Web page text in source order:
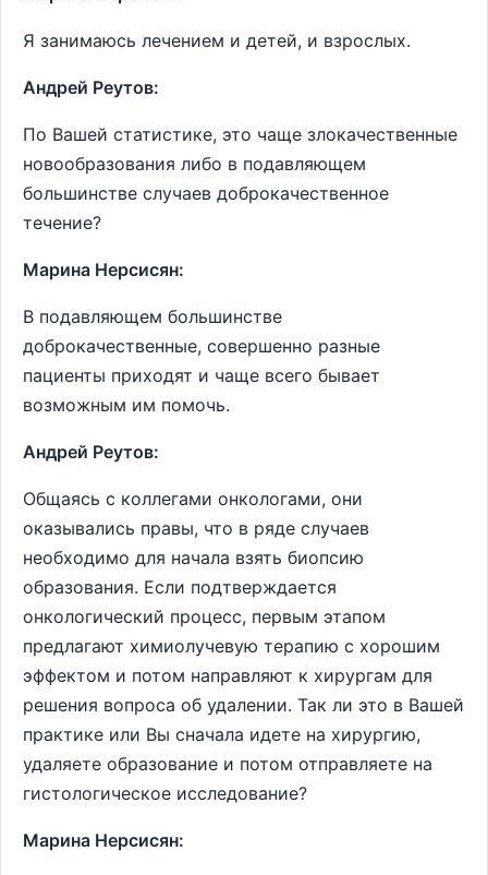
Я занимаюсь лечением и детей, и взрослых.
Андрей Реутов:
По Вашей статистике, это чаще злокачественные
новообразования либо в подавляющем
большинстве случаев доброкачественное
течение?
Марина Нерсисян:
В подавляющем большинстве
доброкачественные, совершенно разные
пациенты приходят и чаще всего бывает
возможным им помочь.
Андрей Реутов:
Общаясь с коллегами онкологами, они
оказывались правы, что в ряде случаев
необходимо для начала взять биопсию
образования. Если подтверждается
онкологический процесс, первым этапом
предлагают химиолучевую терапию с хорошим
эффектом и потом направляют к хирургам для
решения вопроса об удалении. Так ли это в Вашей
практике или Вы сначала идете на хирургию,
удаляете образование и потом отправляете на
гистологическое исследование?
Марина Нерсисян: